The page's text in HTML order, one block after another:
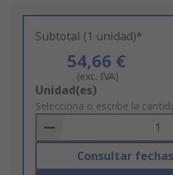
Subtotal (1 unidad)*
54,66 €
(exc. IVA)
Add
to
Basket
Unidad(es)
Selecciona o escribe la
Consultar